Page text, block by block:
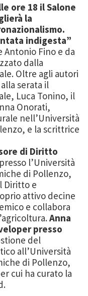
ore 18 ilSalone
la
.
indigesta”
Antonio Fino e da
dalla
Oltre agli autori
serata il
, Luca Tonino, il
Onorati,
ale nell’Università
, e la scrittrice
di Diritto
presso l’Università
di Pollenzo,
Diritto e
attivo decine
e collabora
Anna
presso
del
all’Università
di Pollenzo,
cui ha curato la
.